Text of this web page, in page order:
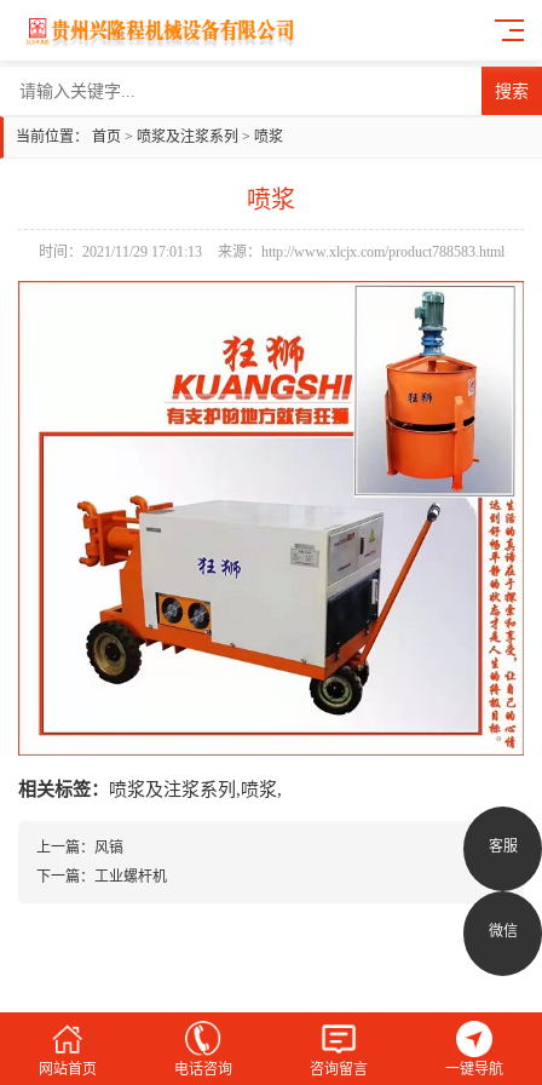
搜索
当前位置： 首页 > 喷浆及注浆系列 > 喷浆
喷浆
时间：2021/11/29 17:01:13 来源：http://www.xlcjx.com/product788583.html
相关标签： 喷浆及注浆系列 ,喷浆,
上一篇： 风镐
下一篇： 工业螺杆机
网站首页 电话咨询 咨询留言 一键导航
客服
微信